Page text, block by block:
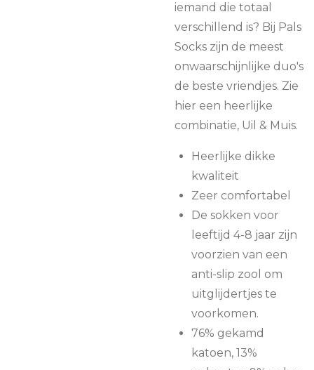
iemand die totaal
verschillend is? Bij Pals
Socks zijn de meest
onwaarschijnlijke duo's
de beste vriendjes. Zie
hier een heerlijke
combinatie, Uil & Muis.
Heerlijke dikke
kwaliteit
Zeer comfortabel
De sokken voor
leeftijd 4-8 jaar zijn
voorzien van een
anti-slip zool om
uitglijdertjes te
voorkomen.
76% gekamd
katoen, 13%